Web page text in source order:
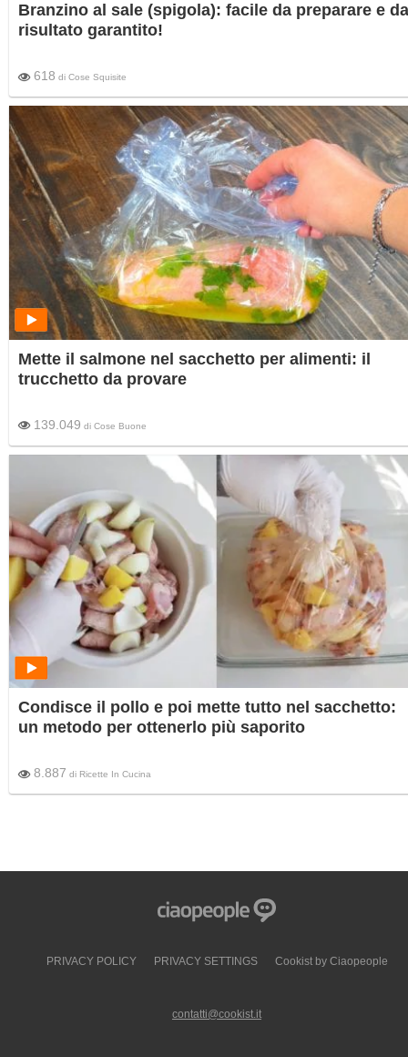
Branzino al sale (spigola): facile da preparare e
risultato garantito!
618 di Cose Squisite
Mette il salmone nel sacchetto per alimenti: il
trucchetto da provare
139.049 di Cose Buone
Condisce il pollo e poi mette tutto nel sacchetto:
un metodo per ottenerlo più saporito
8.887 di Ricette In Cucina
PRIVACY POLICY PRIVACY SETTINGS Cookist by Ciaopeople
contatti@cookist.it